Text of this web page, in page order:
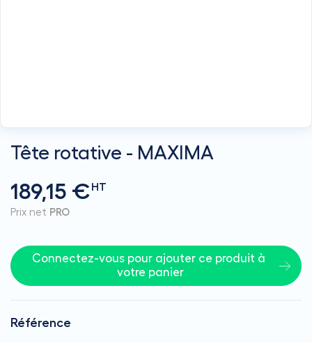
Tête rotative - MAXIMA
189,15 € HT
Prix net PRO
Connectez-vous pour ajouter ce produit à
votre panier
Référence